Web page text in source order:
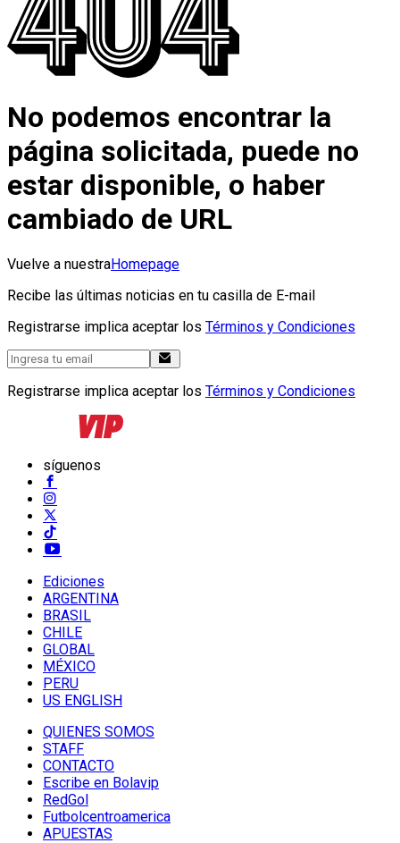
No podemos encontrar la
página solicitada, puede no
estar disponible, o haber
cambiado de URL
Vuelve a nuestraHomepage
Recibe las últimas noticias en tu casilla de E-mail
Registrarse implica aceptar los Términos y Condiciones
Registrarse implica aceptar los Términos y Condiciones
síguenos
Ediciones
ARGENTINA
BRASIL
CHILE
GLOBAL
MÉXICO
PERU
US ENGLISH
QUIENES SOMOS
STAFF
CONTACTO
Escribe en Bolavip
RedGol
Futbolcentroamerica
APUESTAS